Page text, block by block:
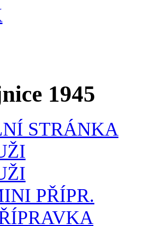
1945
STRÁNKA
PŘÍPR.